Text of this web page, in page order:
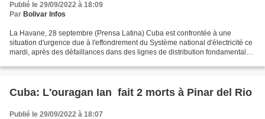
Publié le 29/09/2022 à 18:09
Par Bolivar Infos
La Havane, 28 septembre (Prensa Latina) Cuba est confrontée à une
situation d'urgence due à l'effondrement du Système national d'électricité ce
mardi, après des défaillances dans des lignes de distribution fondamentales
Cuba: L'ouragan Ian fait 2 morts à Pinar del Rio
Publié le 29/09/2022 à 18:07